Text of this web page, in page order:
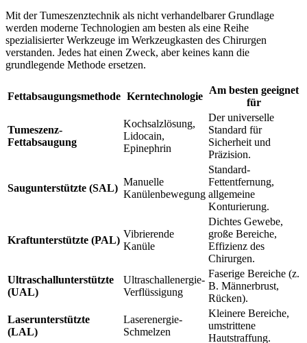
Mit der Tumeszenztechnik als nicht verhandelbarer Grundlage
werden moderne Technologien am besten als eine Reihe
spezialisierter Werkzeuge im Werkzeugkasten des Chirurgen
verstanden. Jedes hat einen Zweck, aber keines kann die
grundlegende Methode ersetzen.
Fettabsaugungsmethode Kerntechnologie
Am besten geeignet
für
Tumeszenz-
Fettabsaugung
Kochsalzlösung,
Lidocain,
Epinephrin
Der universelle
Standard für
Sicherheit und
Präzision.
Saugunterstützte (SAL)
Manuelle
Kanülenbewegung
Standard-
Fettentfernung,
allgemeine
Konturierung.
Kraftunterstützte (PAL)
Vibrierende
Kanüle
Dichtes Gewebe,
große Bereiche,
Effizienz des
Chirurgen.
Ultraschallunterstützte
(UAL)
Ultraschallenergie-
Verflüssigung
Faserige Bereiche (z.
B. Männerbrust,
Rücken).
Laserunterstützte
(LAL)
Laserenergie-
Schmelzen
Kleinere Bereiche,
umstrittene
Hautstraffung.